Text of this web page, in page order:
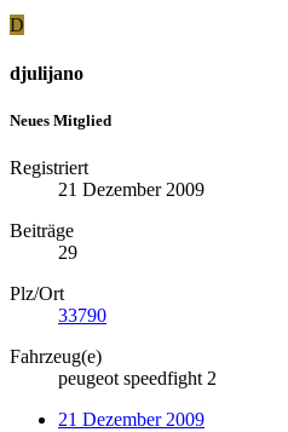
D
djulijano
Neues Mitglied
Registriert
21 Dezember 2009
Beiträge
29
Plz/Ort
33790
Fahrzeug(e)
peugeot speedfight 2
21 Dezember 2009